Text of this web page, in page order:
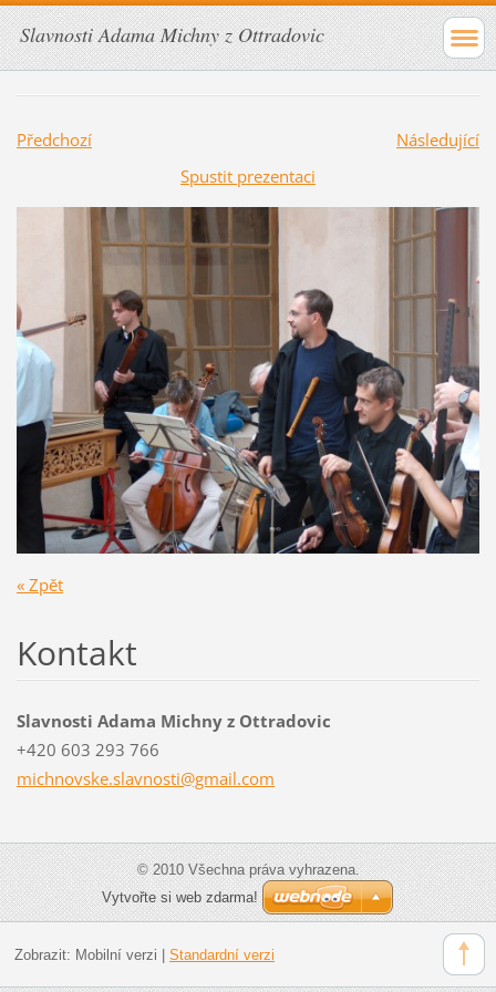
Slavnosti Adama Michny z Ottradovic
Předchozí
Následující
Spustit prezentaci
« Zpět
Kontakt
Slavnosti Adama Michny z Ottradovic
+420 603 293 766
michnovske.slavnosti@gmail.com
© 2010 Všechna práva vyhrazena.
Vytvořte si web zdarma!
Zobrazit: Mobilní verzi Standardní verzi